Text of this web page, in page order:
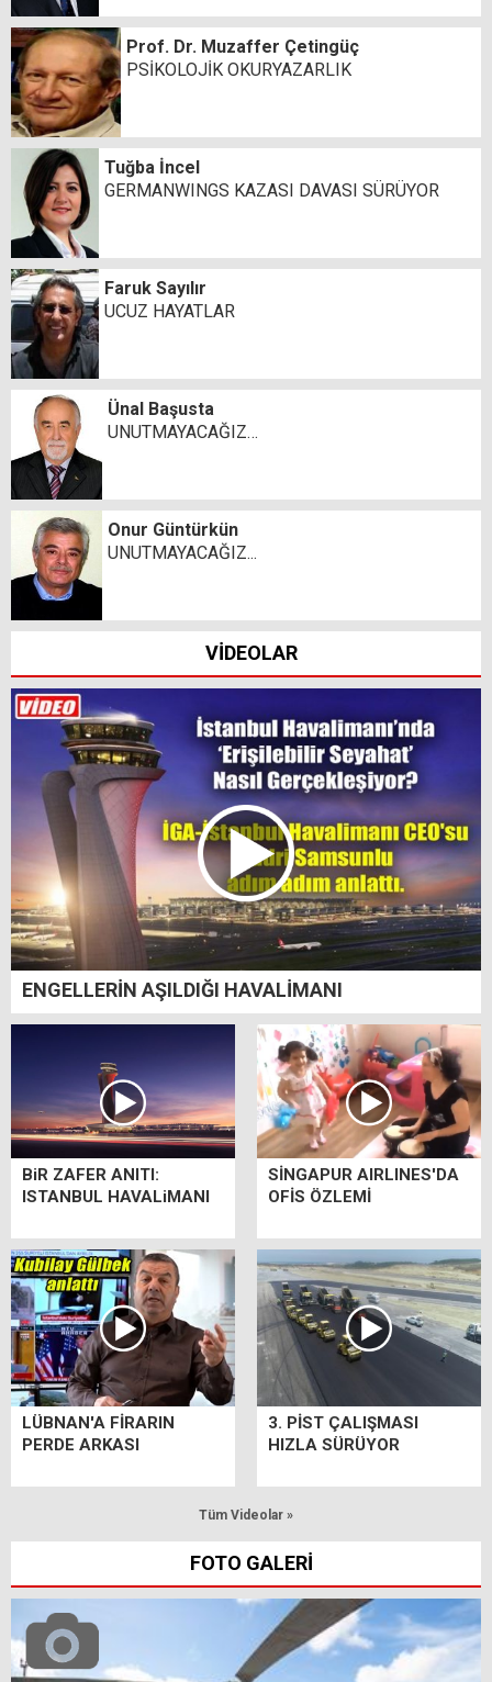
Prof. Dr. Muzaffer Çetingüç
PSİKOLOJİK OKURYAZARLIK
Tuğba İncel
GERMANWINGS KAZASI DAVASI SÜRÜYOR
Faruk Sayılır
UCUZ HAYATLAR
Ünal Başusta
UNUTMAYACAĞIZ…
Onur Güntürkün
UNUTMAYACAĞIZ...
VİDEOLAR
ENGELLERİN AŞILDIĞI HAVALİMANI
BiR ZAFER ANITI:
ISTANBUL HAVALiMANI
SİNGAPUR AIRLINES'DA
OFİS ÖZLEMİ
LÜBNAN'A FİRARIN
PERDE ARKASI
3. PİST ÇALIŞMASI
HIZLA SÜRÜYOR
Tüm Videolar »
FOTO GALERİ